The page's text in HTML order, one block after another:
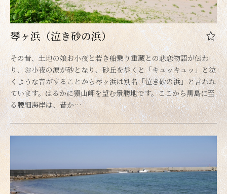
琴ヶ浜（泣き砂の浜）
その昔、土地の娘お小夜と若き船乗り重蔵との悲恋物語が伝わ
り、お小夜の涙が砂となり、砂丘を歩くと「キュッキュッ」と泣
くような音がすることから琴ヶ浜は別名「泣き砂の浜」と言われ
ています。はるかに猿山岬を望む景勝地です。ここから黒島に至
る腰細海岸は、昔か…